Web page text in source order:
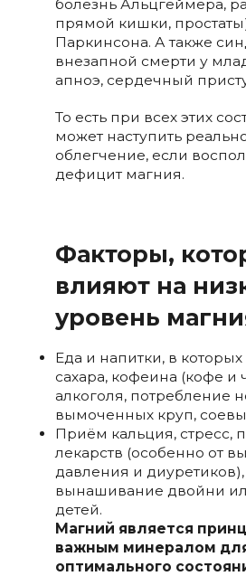
болезнь Альцгеймера,
прямой кишки,
Паркинсона. А также
внезапной смерти у
апноэ, сердечный
То есть при всех этих
может наступить
облегчение, если
дефицит магния.
Факторы,
влияют на
уровень
Еда и напитки, в
сахара, кофеина (кофе и
алкоголя, потребление
вымоченных круп,
Приём кальция, стресс,
лекарств (особенно от
давления и диуретиков),
вынашивание двойни
детей.
Магний является
важным минералом
оптимального